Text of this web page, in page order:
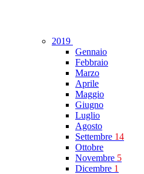
2019
Gennaio
Febbraio
Marzo
Aprile
Maggio
Giugno
Luglio
Agosto
Settembre 14
Ottobre
Novembre 5
Dicembre 1